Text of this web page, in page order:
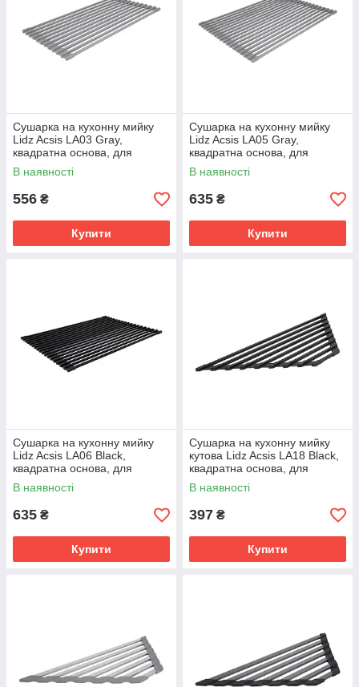
Сушарка на кухонну мийку
Lidz Acsis LA03 Gray,
квадратна основа, для
посуду 430х216 мм
LDACSLA03GRA49761
В наявності
556 ₴
Купити
Сушарка на кухонну мийку
Lidz Acsis LA05 Gray,
квадратна основа, для
посуду 430х300 мм
LDACSLA05GRA49763
В наявності
635 ₴
Купити
Сушарка на кухонну мийку
Lidz Acsis LA06 Black,
квадратна основа, для
посуду 430х300 мм
LDACSLA06BLM49764
В наявності
635 ₴
Купити
Сушарка на кухонну мийку
кутова Lidz Acsis LA18 Black,
квадратна основа, для
посуду 430х175 мм
LDACSLA18BLM49771
В наявності
397 ₴
Купити